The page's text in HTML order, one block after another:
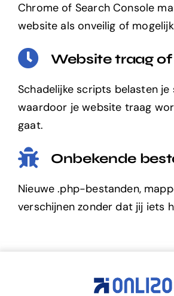
Chrome of Search Console
website als onveilig of
Website traag
Schadelijke scripts belasten je
waardoor je website traag
gaat.
Onbekende
Nieuwe .php-bestanden,
verschijnen zonder dat jij iets